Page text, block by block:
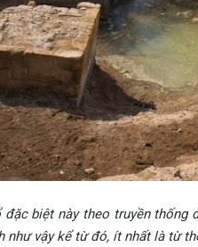
biệt này theo truyền
như vậy kể từ đó, ít nhất là từ